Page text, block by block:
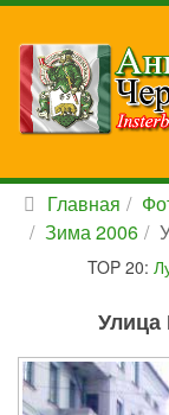
Главная
Зима 2006
TOP 20:
Улица